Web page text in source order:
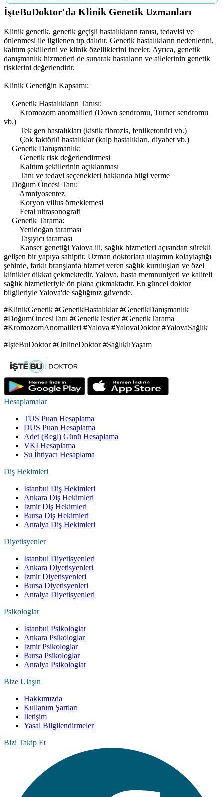
İşteBuDoktor'da Klinik Genetik Uzmanları
Klinik genetik, genetik geçişli hastalıkların tanısı, tedavisi ve
önlenmesi ile ilgilenen tıp dalıdır. Genetik hastalıkların nedenlerini,
kalıtım şekillerini ve klinik özelliklerini inceler. Ayrıca, genetik
danışmanlık hizmetleri de sunarak hastaların ve ailelerinin genetik
risklerini değerlendirir.
Klinik Genetiğin Kapsamı:
Genetik Hastalıkların Tanısı:
Kromozom anomalileri (Down sendromu, Turner sendromu
vb.)
Tek gen hastalıkları (kistik fibrozis, fenilketonüri vb.)
Çok faktörlü hastalıklar (kalp hastalıkları, diyabet vb.)
Genetik Danışmanlık:
Genetik risk değerlendirmesi
Kalıtım şekillerinin açıklanması
Tanı ve tedavi seçenekleri hakkında bilgi verme
Doğum Öncesi Tanı:
Amniyosentez
Koryon villus örneklemesi
Fetal ultrasonografi
Genetik Tarama:
Yenidoğan taraması
Taşıyıcı taraması
Kanser genetiği Yalova ili, sağlık hizmetleri açısından sürekli
gelişen bir yapıya sahiptir. Uzman doktorlara ulaşımın kolaylaştığı
şehirde, farklı branşlarda hizmet veren sağlık kuruluşları ve özel
klinikler dikkat çekmektedir. Yalova, hasta memnuniyeti ve kaliteli
sağlık hizmetleriyle ön plana çıkmaktadır. En güncel doktor
bilgileriyle Yalova'de sağlığınız güvende.
#KlinikGenetik #GenetikHastalıklar #GenetikDanışmanlık
#DoğumÖncesiTanı #GenetikTestler #GenetikTarama
#KromozomAnomalileri #Yalova #YalovaDoktor #YalovaSağlık
#İşteBuDoktor #OnlineDoktor #SağlıklıYaşam
Hesaplamalar
TUS Puan Hesaplama
DUS Puan Hesaplama
Adet (Regl) Günü Hesaplama
VKI Hesaplama
Su İhtiyacı Hesaplama
Diş Hekimleri
İstanbul Diş Hekimleri
Ankara Diş Hekimleri
İzmir Diş Hekimleri
Bursa Diş Hekimleri
Antalya Diş Hekimleri
Diyetisyenler
İstanbul Diyetisyenleri
Ankara Diyetisyenleri
İzmir Diyetisyenleri
Bursa Diyetisyenleri
Antalya Diyetisyenleri
Psikologlar
İstanbul Psikologlar
Ankara Psikologlar
İzmir Psikologlar
Bursa Psikologlar
Antalya Psikologlar
Bize Ulaşın
Hakkımızda
Kullanım Şartları
İletişim
Yasal Bilgilendirmeler
Bizi Takip Et